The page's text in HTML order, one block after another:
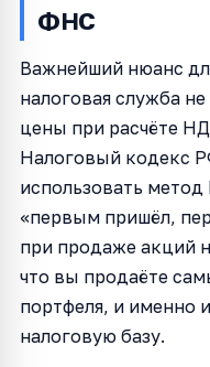
ФНС
Важнейший нюанс
налоговая служба
цены при расчёте
Налоговый кодекс
использовать
«первым пришёл,
при продаже акций
что вы продаёте
портфеля, и именно
налоговую базу.